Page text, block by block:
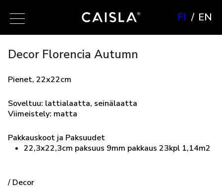
FI EN
Decor Florencia Autumn
Pienet, 22x22cm
Soveltuu: lattialaatta, seinälaatta
Viimeistely: matta
Pakkauskoot ja Paksuudet
22,3x22,3cm paksuus 9mm pakkaus 23kpl 1,14m2
/ Decor